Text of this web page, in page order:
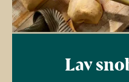
Lav